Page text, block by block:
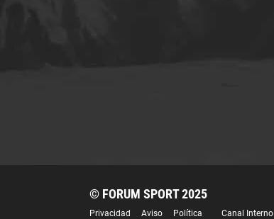
© FORUM SPORT 2025
Privacidad Aviso Política Canal Interno